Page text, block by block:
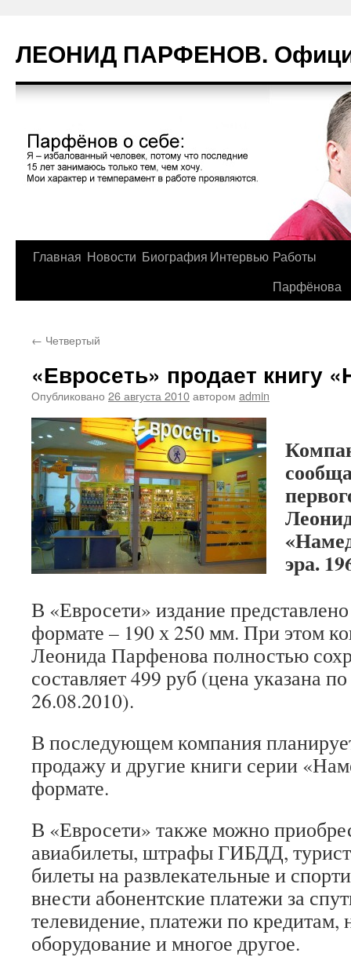
содержимому
ЛЕОНИД ПАРФЕНОВ.
Главная Новости Биография Интервью Работы
Парфёнова
← Четвертый
«Евросеть» продает книгу
Опубликовано 26 августа 2010автором admin
эра.
В «Евросети» издание
формате – 190 х 250 мм. При этом
Леонида Парфенова полностью
составляет 499 руб (цена указана
26.08.2010).
В последующем компания
продажу и другие книги серии
формате.
В «Евросети» также можно
авиабилеты, штрафы ГИБДД,
билеты на развлекательные и
внести абонентские платежи за
телевидение, платежи по кредитам,
оборудование и многое другое.